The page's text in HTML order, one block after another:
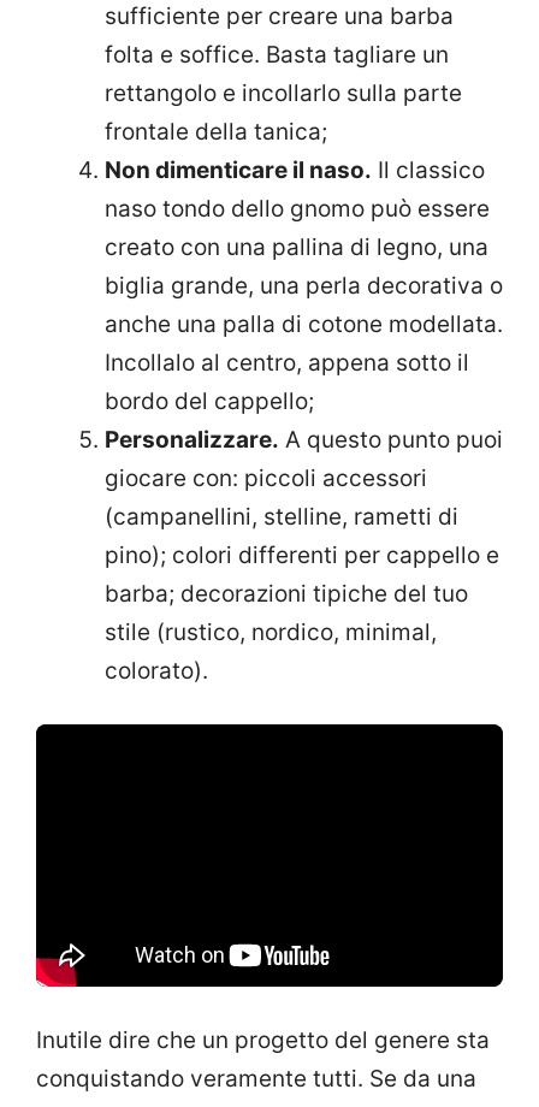
sufficiente per creare una barba
folta e soffice. Basta tagliare un
rettangolo e incollarlo sulla parte
frontale della tanica;
Non dimenticare il naso. Il classico
naso tondo dello gnomo può essere
creato con una pallina di legno, una
biglia grande, una perla decorativa o
anche una palla di cotone modellata.
Incollalo al centro, appena sotto il
bordo del cappello;
Personalizzare. A questo punto puoi
giocare con: piccoli accessori
(campanellini, stelline, rametti di
pino); colori differenti per cappello e
barba; decorazioni tipiche del tuo
stile (rustico, nordico, minimal,
colorato).
Inutile dire che un progetto del genere sta
conquistando veramente tutti. Se da una